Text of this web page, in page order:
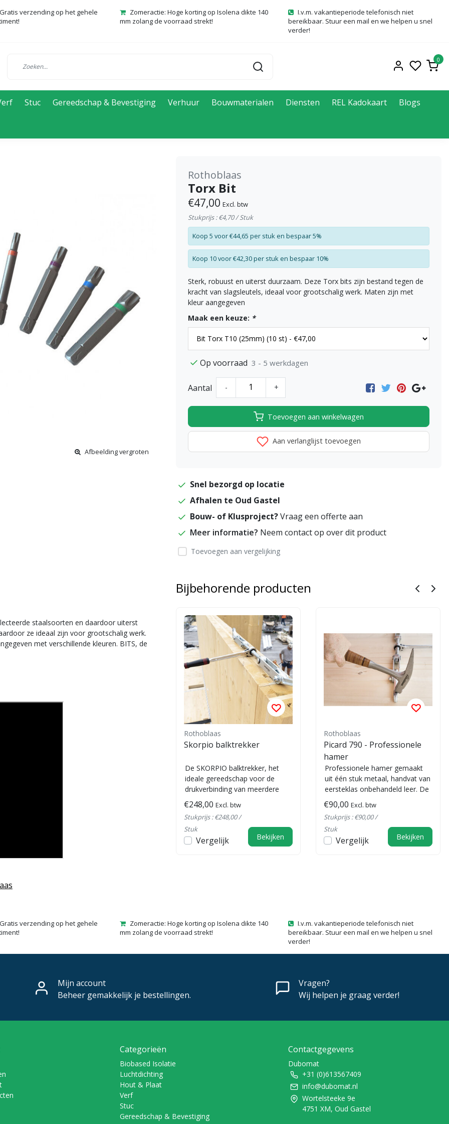
verzending op het gehele
Zomeractie: Hoge korting op Isolena dikte 140
mm zolang de voorraad strekt!
I.v.m. vakantieperiode telefonisch niet
bereikbaar. Stuur een mail en we helpen u snel
verder!
0
Stuc Gereedschap & Bevestiging Verhuur Bouwmaterialen Diensten REL Kadokaart Blogs
Afbeelding vergroten
Rothoblaas
Torx Bit
€47,00 Excl. btw
Stukprijs : €4,70 / Stuk
Koop 5 voor €44,65 per stuk en bespaar 5%
Koop 10 voor €42,30 per stuk en bespaar 10%
Sterk, robuust en uiterst duurzaam. Deze Torx bits zijn bestand tegen de
kracht van slagsleutels, ideaal voor grootschalig werk. Maten zijn met
kleur aangegeven
Maak een keuze: *
Op voorraad 3 - 5 werkdagen
Aantal - +
Toevoegen aan winkelwagen
Aan verlanglijst toevoegen
Snel bezorgd op locatie
Afhalen te Oud Gastel
Bouw- of Klusproject?Vraag een offerte aan
Meer informatie? Neem contact op over dit product
Toevoegen aan vergelijking
staalsoorten en daardoor uiterst
ze ideaal zijn voor grootschalig werk.
met verschillende kleuren. BITS, de
Bijbehorende producten
Rothoblaas
Skorpio balktrekker
De SKORPIO balktrekker, het
ideale gereedschap voor de
drukverbinding van meerdere
elementen van hout. Effectieve
kracht...
€248,00 Excl. btw
Stukprijs : €248,00 /
Stuk
Vergelijk Bekijken
Rothoblaas
Picard 790 - Professionele
hamer
Professionele hamer gemaakt
uit één stuk metaal, handvat van
eersteklas onbehandeld leer. De
gebalanceerde handgreep lei...
€90,00 Excl. btw
Stukprijs : €90,00 /
Stuk
Vergelijk Bekijken
verzending op het gehele
Zomeractie: Hoge korting op Isolena dikte 140
mm zolang de voorraad strekt!
I.v.m. vakantieperiode telefonisch niet
bereikbaar. Stuur een mail en we helpen u snel
verder!
Mijn account
Beheer gemakkelijk je bestellingen.
Vragen?
Wij helpen je graag verder!
Categorieën
Biobased Isolatie
Luchtdichting
Hout & Plaat
Verf
Stuc
Gereedschap & Bevestiging
Contactgegevens
Dubomat
+31 (0)613567409
info@dubomat.nl
Wortelsteeke 9e
4751 XM, Oud Gastel